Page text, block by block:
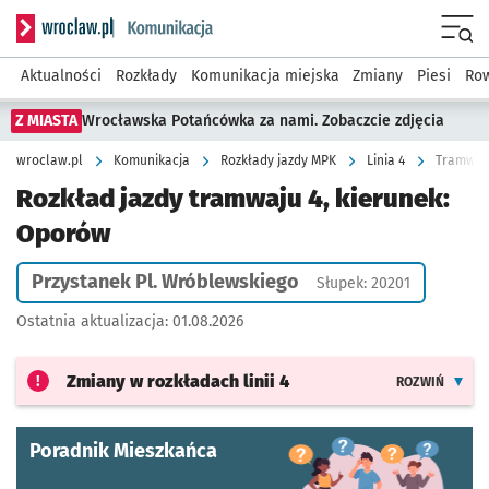
Serwis informacyjny wroclaw.pl podserwis: Komunikacja
Aktualności Rozkłady Komunikacja miejska Zmiany Piesi
Z MIASTA Wrocławska Potańcówka za nami. Zobaczcie zdjęcia
wroclaw.pl Komunikacja Rozkłady jazdy MPK Linia 4
Rozkład jazdy tramwaju 4, kierunek:
Oporów
Przystanek Pl. Wróblewskiego Słupek: 20201
Ostatnia aktualizacja: 01.08.2026
Zmiany w rozkładach linii 4 ROZWIŃ
Poradnik Mieszkańca